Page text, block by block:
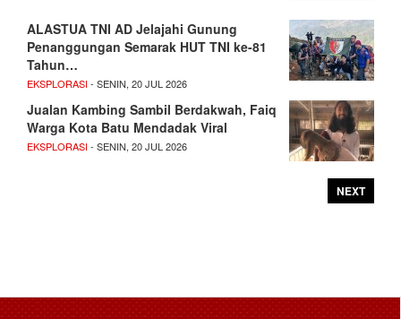
ALASTUA TNI AD Jelajahi Gunung
Penanggungan Semarak HUT TNI ke-81
Tahun…
EKSPLORASI- SENIN, 20 JUL 2026
Jualan Kambing Sambil Berdakwah, Faiq
Warga Kota Batu Mendadak Viral
EKSPLORASI- SENIN, 20 JUL 2026
NEXT